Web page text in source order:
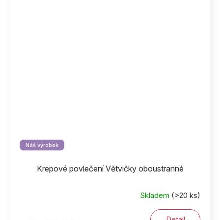
Náš výrobek
Krepové povlečení Větvičky oboustranné
Skladem (>20 ks)